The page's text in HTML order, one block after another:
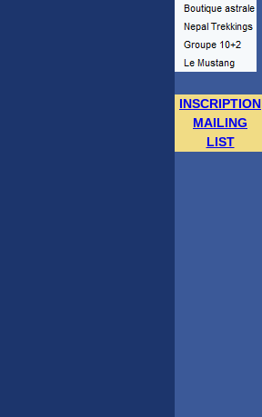
INSCRIPTION
MAILING
LIST